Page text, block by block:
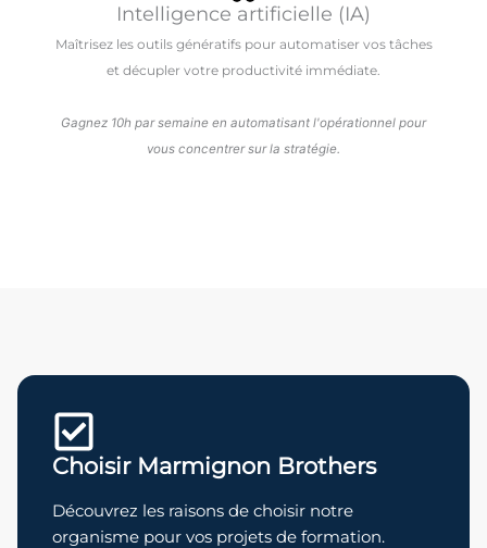
Intelligence artificielle (IA)
Maîtrisez les outils génératifs pour automatiser vos tâches
et décupler votre productivité immédiate.
Gagnez 10h par semaine en automatisant l'opérationnel pour
vous concentrer sur la stratégie.
Choisir Marmignon Brothers
Découvrez les raisons de choisir notre
organisme pour vos projets de formation.